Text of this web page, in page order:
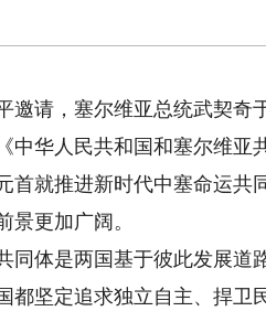
请，塞尔维亚总统武契奇于
中华人民共和国和塞尔维亚
首就推进新时代中塞命运
景更加广阔。
体是两国基于彼此发展道
都坚定追求独立自主、捍卫